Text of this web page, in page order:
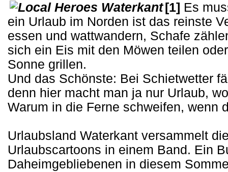
[1] Es
ein Urlaub im Norden ist das reinste
essen und wattwandern, Schafe
sich ein Eis mit den Möwen teilen
Sonne grillen.
Und das Schönste: Bei Schietwetter
denn hier macht man ja nur Urlaub,
Warum in die Ferne schweifen, wenn
Urlaubsland Waterkant versammelt
Urlaubscartoons in einem Band. Ein
Daheimgebliebenen in diesem